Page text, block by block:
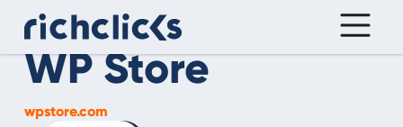
WP Store
wpstore.com